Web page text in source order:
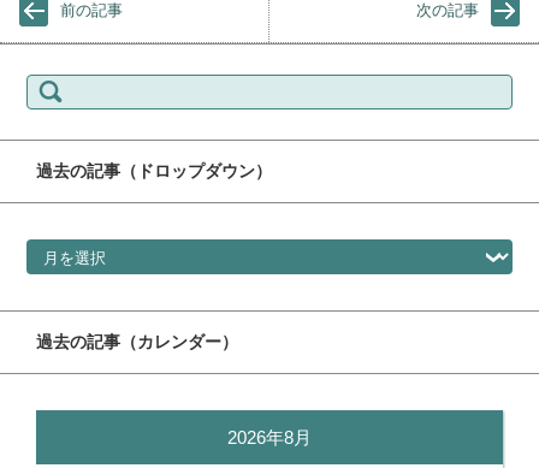
前の記事 次の記事
検索:
過去の記事（ドロップダウン）
過去の記事（カレンダー）
2026年8月